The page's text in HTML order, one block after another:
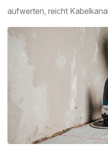
aufwerten, reicht